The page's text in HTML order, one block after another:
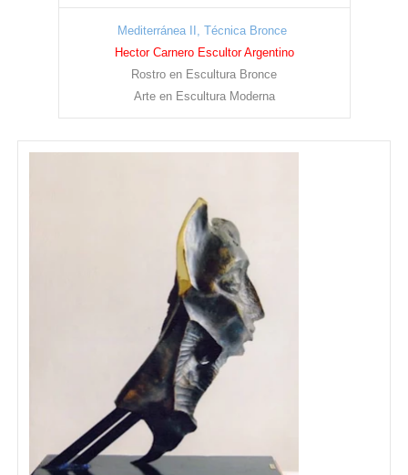
Mediterránea II, Técnica Bronce
Hector Carnero Escultor Argentino
Rostro en Escultura Bronce
Arte en Escultura Moderna